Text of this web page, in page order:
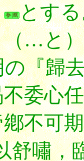
とす
…と
『歸
委心
不可
舒嘯，